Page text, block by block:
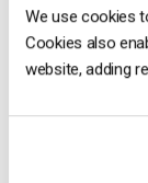
We use cookies
Cookies also
website, adding